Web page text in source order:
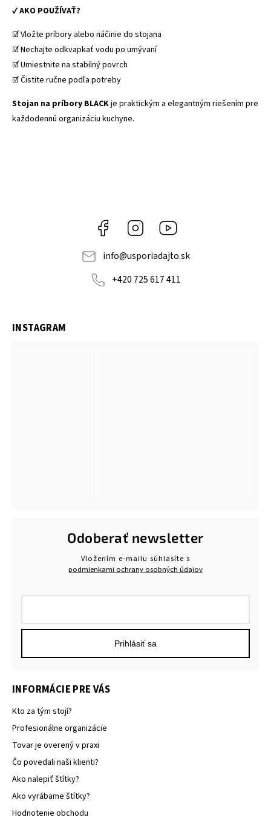
✔AKO POUŽÍVAŤ?
☑️ Vložte príbory alebo náčinie do stojana
☑️ Nechajte odkvapkať vodu po umývaní
☑️ Umiestnite na stabilný povrch
☑️ Čistite ručne podľa potreby
Stojan na príbory BLACKje praktickým a elegantným riešením pre
každodennú organizáciu kuchyne.
Facebook Instagram
info@usporiadajto.sk
+420 725 617 411
INSTAGRAM
INFORMÁCIE PRE VÁS
Kto za tým stojí?
Profesionálne organizácie
Tovar je overený v praxi
Čo povedali naši klienti?
Ako nalepiť štítky?
Ako vyrábame štítky?
Hodnotenie obchodu
Odoberať newsletter
Vložením e-mailu súhlasíte s
podmienkami ochrany osobných údajov
Prihlásiť sa